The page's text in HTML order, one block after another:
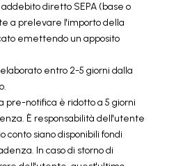
diretto SEPA (base o
a prelevare l'importo della
emettendo un apposito
entro 2-5 giorni dalla
pre-notifica è ridotto a 5 giorni
È responsabilità dell'utente
conto siano disponibili fondi
In caso di storno di